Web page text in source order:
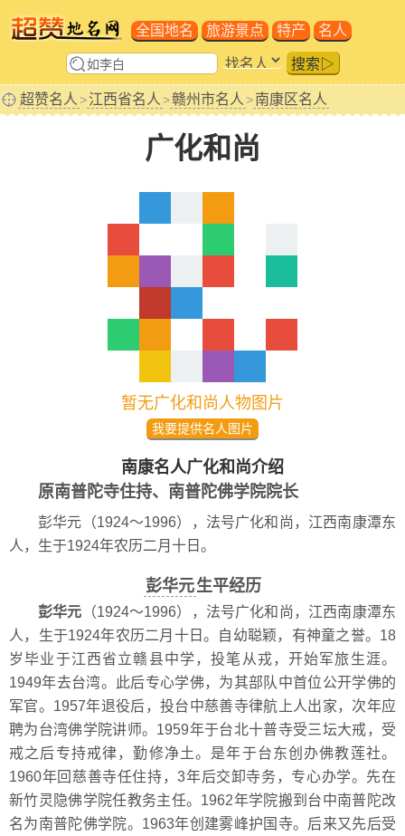
全国地名 旅游景点 特产 名人
搜索▷
超赞名人 >江西省名人 >赣州市名人 >南康区名人
广化和尚
暂无广化和尚人物图片
我要提供名人图片
南康名人广化和尚介绍
原南普陀寺住持、南普陀佛学院院长
彭华元（1924～1996），法号广化和尚，江西南康潭东
人，生于1924年农历二月十日。
彭华元生平经历
彭华元 （1924～1996），法号广化和尚，江西南康潭东
人，生于1924年农历二月十日。自幼聪颖，有神童之誉。18
岁毕业于江西省立赣县中学，投笔从戎，开始军旅生涯。
1949年去台湾。此后专心学佛，为其部队中首位公开学佛的
军官。1957年退役后，投台中慈善寺律航上人出家，次年应
聘为台湾佛学院讲师。1959年于台北十普寺受三坛大戒，受
戒之后专持戒律，勤修净土。是年于台东创办佛教莲社。
1960年回慈善寺任住持，3年后交卸寺务，专心办学。先在
新竹灵隐佛学院任教务主任。1962年学院搬到台中南普陀改
名为南普陀佛学院。1963年创建雾峰护国寺。后来又先后受